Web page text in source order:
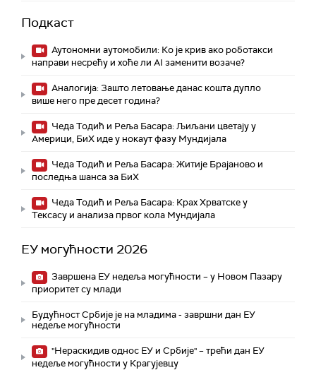
Подкаст
Аутономни аутомобили: Ко је крив ако роботакси
направи несрећу и хоће ли AI заменити возаче?
Аналогија: Зашто летовање данас кошта дупло
више него пре десет година?
Чеда Тодић и Реља Басара: Љиљани цветају у
Америци, БиХ иде у нокаут фазу Мундијала
Чеда Тодић и Реља Басара: Житије Брајаново и
последња шанса за БиХ
Чеда Тодић и Реља Басара: Крах Хрватске у
Тексасу и анализа првог кола Мундијала
ЕУ могућности 2026
Завршена ЕУ недеља могућности – у Новом Пазару
приоритет су млади
Будућност Србије је на младима - завршни дан ЕУ
недеље могућности
"Нераскидив однос ЕУ и Србије" – трећи дан ЕУ
недеље могућности у Крагујевцу